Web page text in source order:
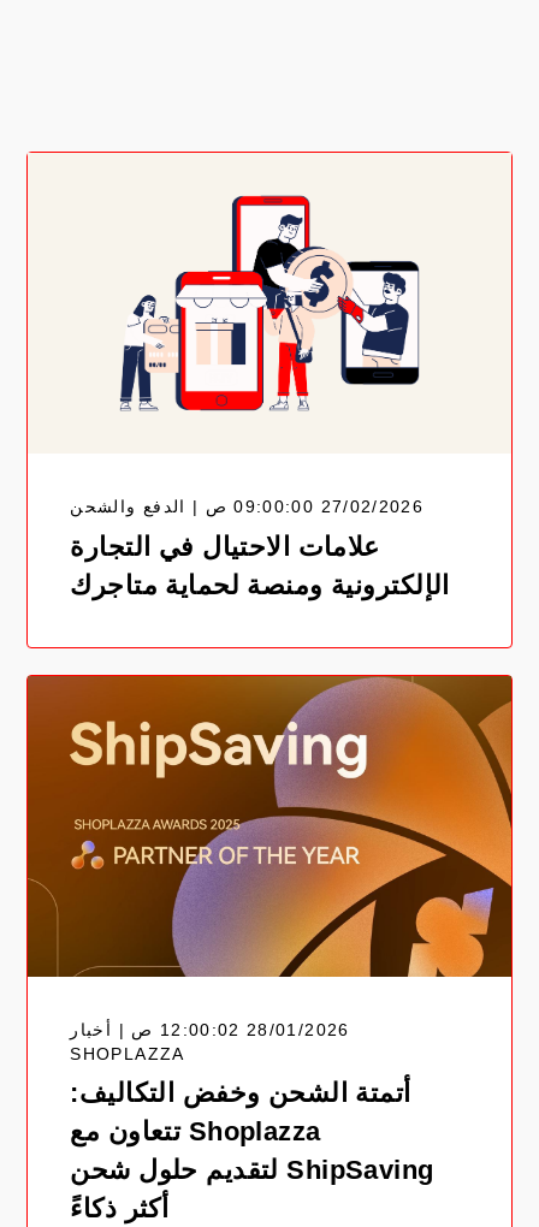
27/02/2026 09:00:00 ص | الدفع والشحن
علامات الاحتيال في التجارة
الإلكترونية ومنصة لحماية متاجرك
28/01/2026 12:00:02 ص | أخبار
SHOPLAZZA
أتمتة الشحن وخفض التكاليف:
Shoplazza تتعاون مع
ShipSaving لتقديم حلول شحن
أكثر ذكاءً